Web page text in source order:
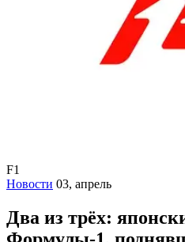
F1
Новости 03, апрель
Два из трёх: